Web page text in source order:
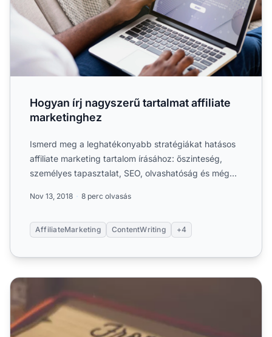
Hogyan írj nagyszerű tartalmat affiliate
marketinghez
Ismerd meg a leghatékonyabb stratégiákat hatásos
affiliate marketing tartalom írásához: őszinteség,
személyes tapasztalat, SEO, olvashatóság és még
Nov 13, 2018 8 perc olvasás
AffiliateMarketing ContentWriting +4
Hogyan legyél affiliate marketinges